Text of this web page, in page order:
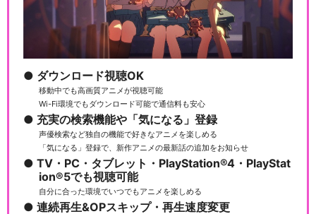
ダウンロード視聴OK
移動中でも高画質アニメが視聴可能
Wi-Fi環境でもダウンロード可能で通信料も安心
充実の検索機能や「気になる」登録
声優検索など独自の機能で好きなアニメを楽しめる
「気になる」登録で、新作アニメの最新話の追加をお知らせ
TV・PC・タブレット・PlayStation®4・PlayStat
ion®5でも視聴可能
自分に合った環境でいつでもアニメを楽しめる
連続再生&OPスキップ・再生速度変更